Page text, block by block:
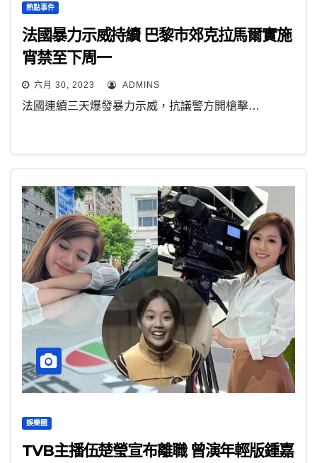
熱點事件
法國暴力示威持續 巴黎市郊克拉馬爾實施
宵禁至下周一
六月 30, 2023 ADMINS
法國連續三天爆發暴力示威，抗議警方開槍擊…
娛樂圈
TVB主播伍楚瑩宣布離職 曾演年輕版鍾嘉